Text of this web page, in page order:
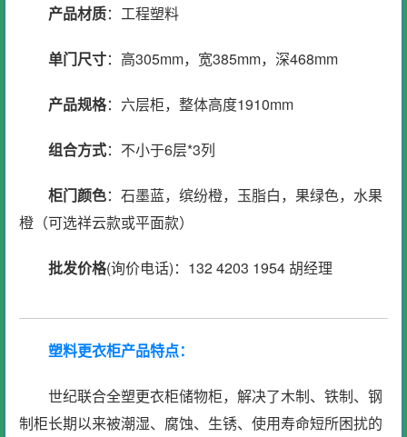
产品材质：工程塑料
单门尺寸：高305mm，宽385mm，深468mm
产品规格：六层柜，整体高度1910mm
组合方式：不小于6层*3列
柜门颜色：石墨蓝，缤纷橙，玉脂白，果绿色，水果
橙（可选祥云款或平面款）
批发价格(询价电话)：132 4203 1954 胡经理
塑料更衣柜产品特点：
世纪联合全塑更衣柜储物柜，解决了木制、铁制、钢
制柜长期以来被潮湿、腐蚀、生锈、使用寿命短所困扰的